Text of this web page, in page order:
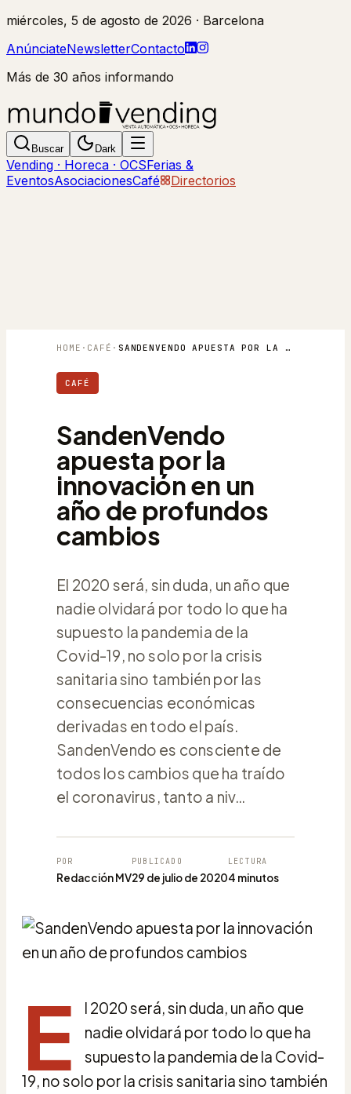
miércoles, 5 de agosto de 2026 · Barcelona
AnúnciateNewsletterContacto
Más de 30 años informando
Buscar Dark
Vending · Horeca · OCSFerias &
EventosAsociacionesCafé Directorios
HOME · CAFÉ · SANDENVENDO APUESTA POR LA INNOVACIÓN EN UN AÑO DE PROFUNDOS CAMBIOS
CAFÉ
SandenVendo
apuesta por la
innovación en un
año de profundos
cambios
El 2020 será, sin duda, un año que
nadie olvidará por todo lo que ha
supuesto la pandemia de la
Covid-19, no solo por la crisis
sanitaria sino también por las
consecuencias económicas
derivadas en todo el país.
SandenVendo es consciente de
todos los cambios que ha traído
el coronavirus, tanto a niv…
POR
Redacción MV
PUBLICADO
29 de julio de 2020
LECTURA
4 minutos
E
l 2020 será, sin duda, un año que
nadie olvidará por todo lo que ha
supuesto la pandemia de la Covid-
19, no solo por la crisis sanitaria sino también